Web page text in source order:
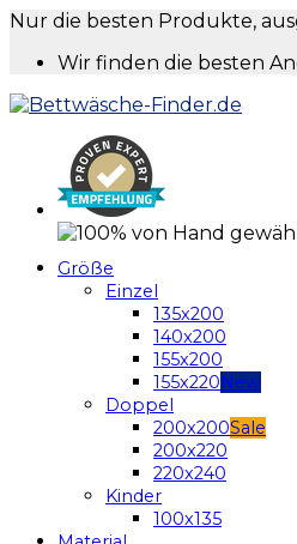
Nur die besten Produkte,
Wir finden die besten
Größe
Einzel
135x200
140x200
155x200
155x220
Doppel
200x200
200x220
220x240
Kinder
100x135